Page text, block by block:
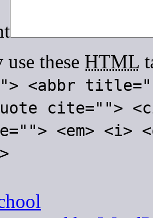
these HTML
<abbr
cite="">
<em>